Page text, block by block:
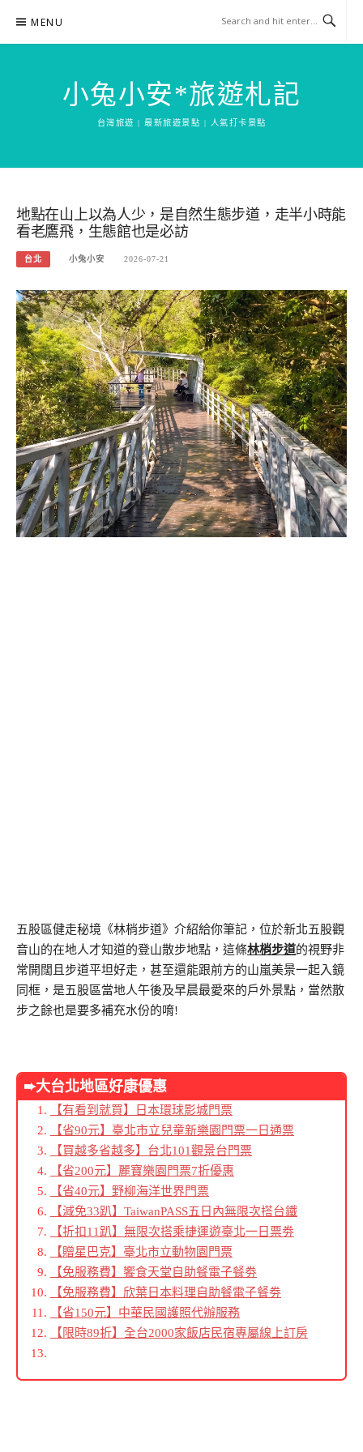
content
MENU
小兔小安*旅遊札記
台灣旅遊 | 最新旅遊景點 | 人氣打卡景點
地點在山上以為人少，是自然生態步道，走半小時能
看老鷹飛，生態館也是必訪
台北 小兔小安 2026-07-21
五股區健走秘境《林梢步道》介紹給你筆記，位於新北五股觀
音山的在地人才知道的登山散步地點，這條林梢步道的視野非
常開闊且步道平坦好走，甚至還能跟前方的山嵐美景一起入鏡
同框，是五股區當地人午後及早晨最愛來的戶外景點，當然散
步之餘也是要多補充水份的唷!
➨大台北地區好康優惠
【有看到就買】日本環球影城門票
【省90元】臺北市立兒童新樂園門票一日通票
【買越多省越多】台北101觀景台門票
【省200元】麗寶樂園門票7折優惠
【省40元】野柳海洋世界門票
【減免33趴】TaiwanPASS五日內無限次搭台鐵
【折扣11趴】無限次搭乘捷運遊臺北一日票劵
【贈星巴克】臺北市立動物園門票
【免服務費】饗食天堂自助餐電子餐劵
【免服務費】欣葉日本料理自助餐電子餐劵
【省150元】中華民國護照代辦服務
【限時89折】全台2000家飯店民宿專屬線上訂房